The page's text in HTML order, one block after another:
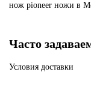
нож pioneer ножи в
Часто
Условия доставки